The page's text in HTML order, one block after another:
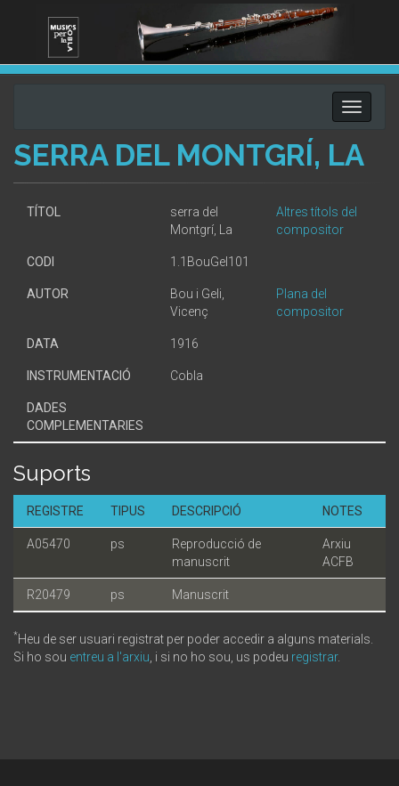
Toggle
SERRA DEL MONTGRÍ, LA
TÍTOL
serra del
Montgrí, La
Altres títols del
compositor
CODI 1.1BouGel101
AUTOR
Bou i Geli,
Vicenç
Plana del
compositor
DATA 1916
INSTRUMENTACIÓ Cobla
DADES
COMPLEMENTARIES
Suports
REGISTRE TIPUS DESCRIPCIÓ NOTES
A05470 ps
Reproducció de
manuscrit
Arxiu
ACFB
R20479 ps Manuscrit
*Heu de ser usuari registrat per poder accedir a alguns materials.
Si ho sou entreu a l'arxiu , i si no ho sou, us podeu registrar.